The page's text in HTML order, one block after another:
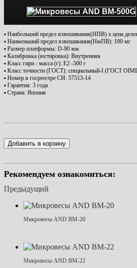
▪ Наибольший предел взвешивания(НПВ) x цена
▪ Наименьший предел взвешивания(НмПВ): 100 мг
▪ Размер платформы: D-90 мм
▪ Калибровка (юстировка): Внутренняя
▪ Класс гири - масса (г): Е2 -500 г
▪ Класс точности (ГОСТ): специальный-I (ГОСТ
▪ Номер в госреестре СИ: 57513-14
▪ Гарантия: 3 года
▪ Страна: Япония
Добавить в корзину
Рекомендуем ознакомиться:
Предыдущий
Микровесы AND BM-20
Микровесы AND BM-22